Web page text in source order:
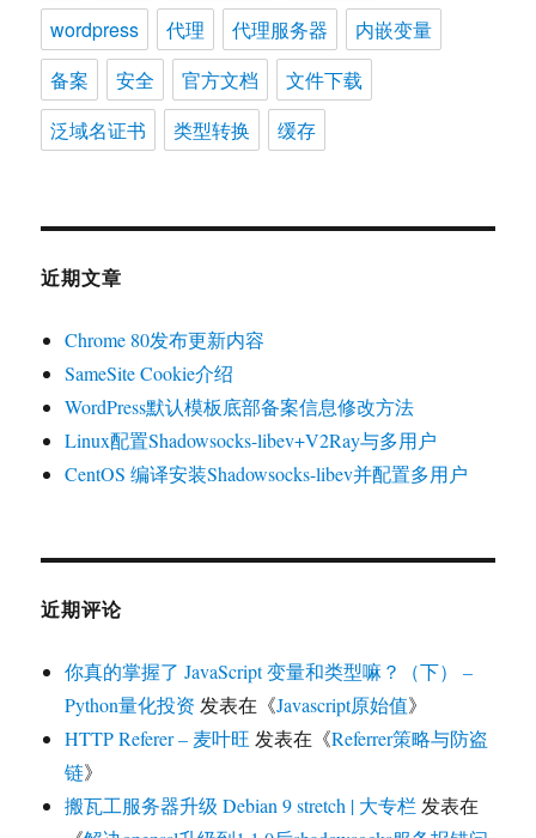
wordpress
代理 代理服务器
内嵌变量
备案
安全 官方文档
文件下载
泛域名证书
类型转换 缓存
近期文章
Chrome 80发布更新内容
SameSite Cookie介绍
WordPress默认模板底部备案信息修改方法
Linux配置Shadowsocks-libev+V2Ray与多用户
CentOS 编译安装Shadowsocks-libev并配置多用户
近期评论
你真的掌握了 JavaScript 变量和类型嘛？（下） –
Python量化投资 发表在《Javascript原始值》
HTTP Referer – 麦叶旺 发表在《Referrer策略与防盗
链》
搬瓦工服务器升级 Debian 9 stretch | 大专栏 发表在